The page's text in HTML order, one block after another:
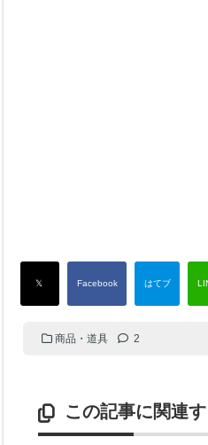
商品・道具 2
この記事に関連